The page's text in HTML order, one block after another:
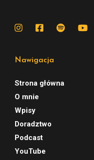
Nawigacja
Strona główna
O mnie
Wpisy
Doradztwo
Podcast
YouTube